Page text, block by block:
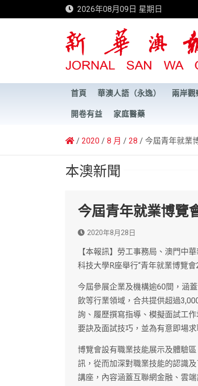
to
2026年08月09日 星期日
新華澳報
首頁 華澳人語（永逸） 兩岸觀
開卷有益 家庭醫藥
2020 8 月 28 今屆青年就業
本澳新聞
今屆青年就業博覽
2020年8月28日
【本報訊】勞工事務局、澳門中
科技大學R座舉行“青年就業博覽會
今屆參展企業及機構逾60間，涵
飲等行業領域，合共提供超過
詢、履歷撰寫指導、模擬面試工
要訣及面試技巧，並為有意即場
博覽會設有職業技能展示及體驗
訊，從而加深對職業技能的認識
講座，內容涵蓋互聯網金融、雲